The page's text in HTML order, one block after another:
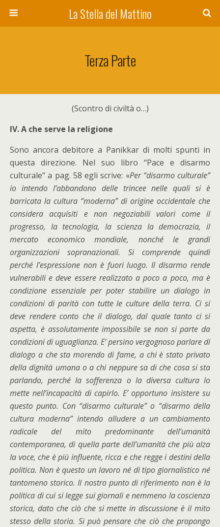
La Stella del Mattino
Terza Parte
(Scontro di civiltà o…)
IV. A che serve la religione
Sono ancora debitore a Panikkar di molti spunti in
questa direzione. Nel suo libro “Pace e disarmo
culturale” a pag. 58 egli scrive: «Per “disarmo culturale”
io intendo l’abbandono delle trincee nelle quali si è
barricata la cultura “moderna” di origine occidentale che
considera acquisiti e non negoziabili valori come il
progresso, la tecnologia, la scienza la democrazia, il
mercato economico mondiale, nonché le grandi
organizzazioni sopranazionali. Si comprende quindi
perché l’espressione non è fuori luogo. Il disarmo rende
vulnerabili e deve essere realizzato a poco a poco, ma è
condizione essenziale per poter stabilire un dialogo in
condizioni di parità con tutte le culture della terra. Ci si
deve rendere conto che il dialogo, dal quale tanto ci si
aspetta, è assolutamente impossibile se non si parte da
condizioni di uguaglianza. E’ persino vergognoso parlare di
dialogo a che sta morendo di fame, a chi è stato privato
della dignità umana o a chi neppure sa di che cosa si sta
parlando, perché la sofferenza o la diversa cultura lo
mette nell’incapacità di capirlo. E’ opportuno insistere su
questo punto. Con “disarmo culturale” o “disarmo della
cultura moderna” intendo alludere a un cambiamento
radicale del mito predominante dell’umanità
contemporanea, di quella parte dell’umanità che più alza
la voce, che è più influente, ricca e che regge i destini della
politica. Non è questo un lavoro né di tipo giornalistico né
tantomeno storico. Il nostro punto di riferimento non è la
politica di cui si legge sui giornali e nemmeno la coscienza
storica, dato che ciò che si mette in discussione è il mito
stesso della storia. Si può pensare che ciò che propongo